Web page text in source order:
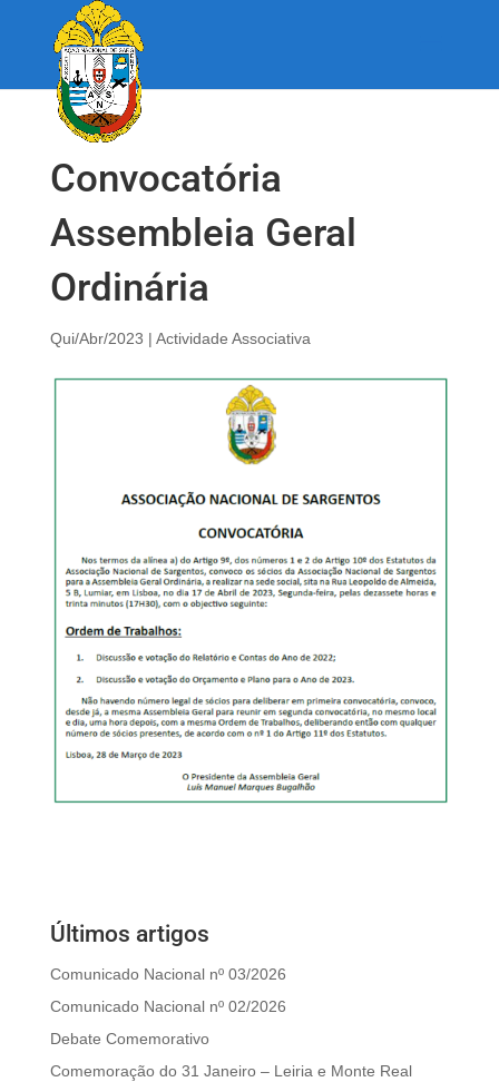
Convocatória
Assembleia Geral
Ordinária
Qui/Abr/2023 | Actividade Associativa
Últimos artigos
Comunicado Nacional nº 03/2026
Comunicado Nacional nº 02/2026
Debate Comemorativo
Comemoração do 31 Janeiro – Leiria e Monte Real